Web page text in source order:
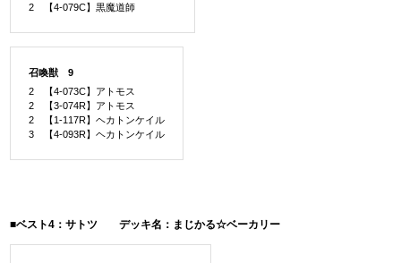
2 【4-079C】黒魔道師
召喚獣 9
2 【4-073C】アトモス
2 【3-074R】アトモス
2 【1-117R】ヘカトンケイル
3 【4-093R】ヘカトンケイル
■ベスト4：サトツ デッキ名：まじかる☆ベーカリー